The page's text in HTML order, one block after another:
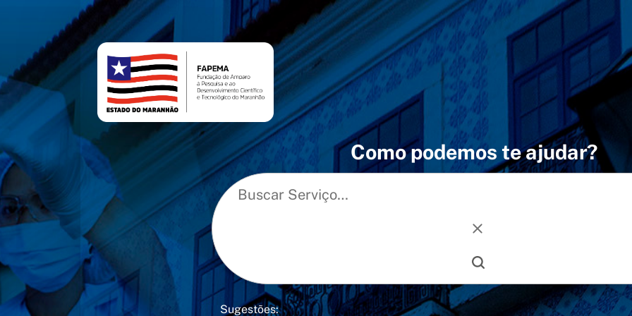
Como podemos te ajudar?
Sugestões: